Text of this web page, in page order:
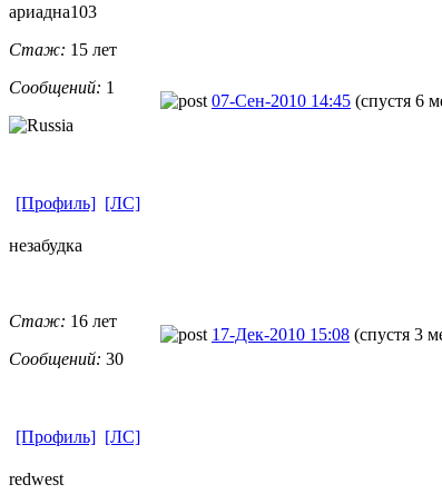
ариадна103
Стаж: 15 лет
Сообщений: 1
07-Сен-2010 14:45 (спустя 6
[Профиль] [ЛС]
незабудка
Стаж: 16 лет
Сообщений: 30
17-Дек-2010 15:08 (спустя 3
[Профиль] [ЛС]
redwest